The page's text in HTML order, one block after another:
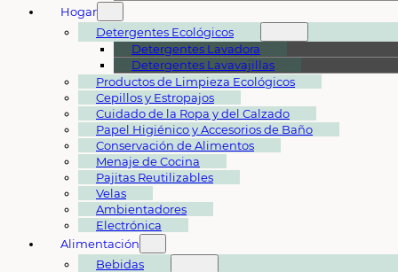
Hogar
Detergentes Ecológicos
Detergentes Lavadora
Detergentes Lavavajillas
Productos de Limpieza Ecológicos
Cepillos y Estropajos
Cuidado de la Ropa y del Calzado
Papel Higiénico y Accesorios de Baño
Conservación de Alimentos
Menaje de Cocina
Pajitas Reutilizables
Velas
Ambientadores
Electrónica
Alimentación
Bebidas